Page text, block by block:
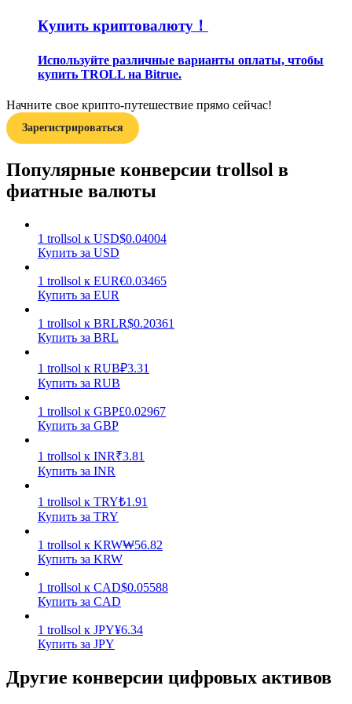
Заработок
Силовая свинья
Получайте конкурентные награды ежедневно
Стейкинг
Launchpool
Гибкая ставка для заработка популярных токенов
Купить криптовалюту！
Используйте различные варианты оплаты, чтобы
купить TROLL на Bitrue.
Начните свое крипто-путешествие прямо сейчас!
Зарегистрироваться
Популярные конверсии trollsol в
фиатные валюты
1 trollsol к USD$0.04004
Купить за USD
1 trollsol к EUR€0.03465
Купить за EUR
1 trollsol к BRLR$0.20361
Купить за BRL
1 trollsol к RUB₽3.31
Купить за RUB
1 trollsol к GBP£0.02967
Купить за GBP
1 trollsol к INR₹3.81
Купить за INR
1 trollsol к TRY₺1.91
Купить за TRY
1 trollsol к KRW₩56.82
Купить за KRW
1 trollsol к CAD$0.05588
Купить за CAD
1 trollsol к JPY¥6.34
Купить за JPY
Другие конверсии цифровых активов